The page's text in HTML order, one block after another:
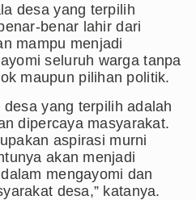
Dikukuhkan Jadi
Pengidap HIV/AIDS di
Real Betis pada
desa yang terpilih
benar lahir dari
mampu menjadi
seluruh warga tanpa
maupun pilihan politik.
yang terpilih adalah
dipercaya masyarakat.
aspirasi murni
akan menjadi
mengayomi dan
desa,” katanya.